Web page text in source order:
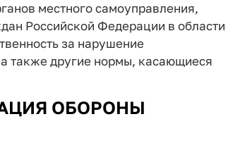
местного самоуправления,
Российской Федерации в области
за нарушение
также другие нормы, касающиеся
ОБОРОНЫ